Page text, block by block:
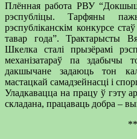
Плённая работа РВУ
рэспубліцы. Тарфяны
рэспубліканскім конкурсе
тавар года”. Трактарысты
Шкелка сталі прызёрамі
механізатараў па здабычы
дакшычане задаюць тон
мастацкай самадзейнасці і
Уладкавацца на працу ў гэту
складана, працаваць добра –